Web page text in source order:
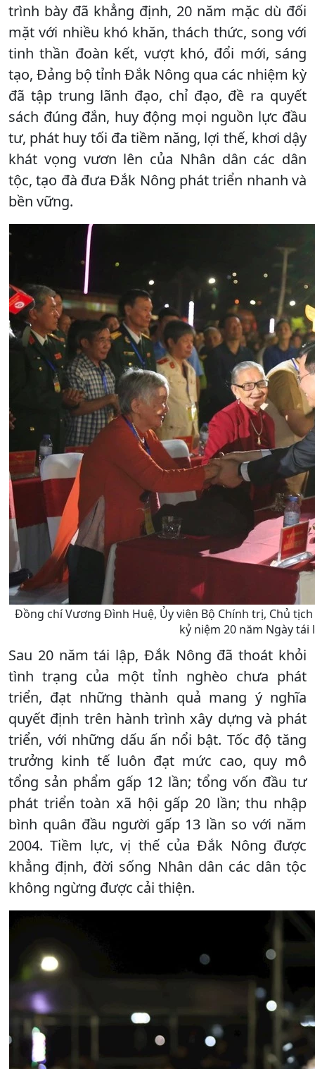
trình bày đã khẳng định, 20 năm mặc dù đối
mặt với nhiều khó khăn, thách thức, song với
tinh thần đoàn kết, vượt khó, đổi mới, sáng
tạo, Đảng bộ tỉnh Đắk Nông qua các nhiệm kỳ
đã tập trung lãnh đạo, chỉ đạo, đề ra quyết
sách đúng đắn, huy động mọi nguồn lực đầu
tư, phát huy tối đa tiềm năng, lợi thế, khơi dậy
khát vọng vươn lên của Nhân dân các dân
tộc, tạo đà đưa Đắk Nông phát triển nhanh và
bền vững.
Đồng chí Vương Đình Huệ, Ủy viên Bộ Chính trị, Chủ
kỷ niệm 20 năm Ngày
Sau 20 năm tái lập, Đắk Nông đã thoát khỏi
tình trạng của một tỉnh nghèo chưa phát
triển, đạt những thành quả mang ý nghĩa
quyết định trên hành trình xây dựng và phát
triển, với những dấu ấn nổi bật. Tốc độ tăng
trưởng kinh tế luôn đạt mức cao, quy mô
tổng sản phẩm gấp 12 lần; tổng vốn đầu tư
phát triển toàn xã hội gấp 20 lần; thu nhập
bình quân đầu người gấp 13 lần so với năm
2004. Tiềm lực, vị thế của Đắk Nông được
khẳng định, đời sống Nhân dân các dân tộc
không ngừng được cải thiện.